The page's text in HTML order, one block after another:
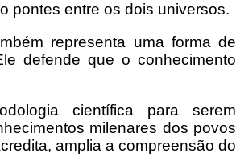
pontes entre os dois universos.
representa uma forma de
defende que o conhecimento
científica para serem
milenares dos povos
amplia a compreensão do